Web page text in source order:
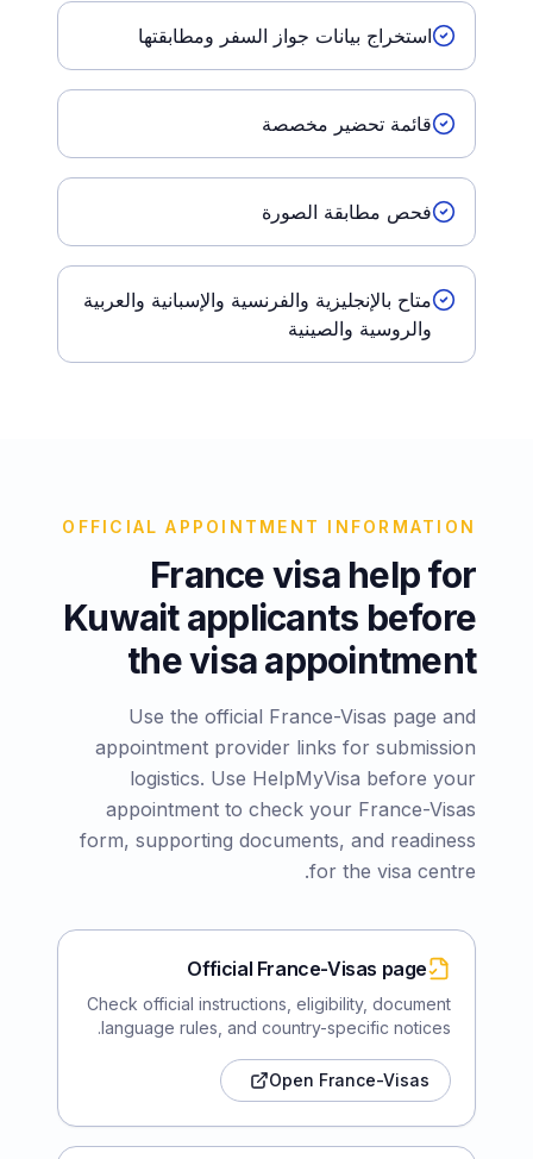
استخراج بيانات جواز السفر ومطابقتها
قائمة تحضير مخصصة
فحص مطابقة الصورة
متاح بالإنجليزية والفرنسية والإسبانية والعربية
والروسية والصينية
OFFICIAL APPOINTMENT INFORMATION
France visa help for
Kuwait applicants before
the visa appointment
Use the official France-Visas page and
appointment provider links for submission
logistics. Use HelpMyVisa before your
appointment to check your France-Visas
form, supporting documents, and readiness
for the visa centre.
Official France-Visas page
Check official instructions, eligibility, document
language rules, and country-specific notices.
Open France-Visas